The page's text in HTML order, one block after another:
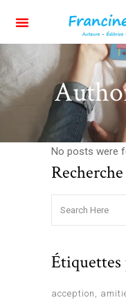
No posts were
Recherche
acception